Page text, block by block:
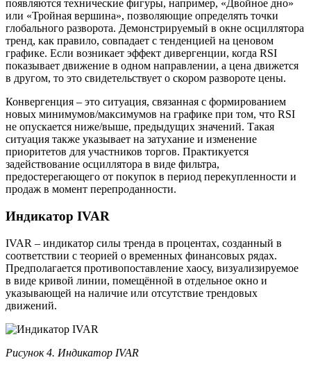
появляются технические фигуры, например, «Двойное дно»
или «Тройная вершина», позволяющие определять точки
глобального разворота. Демонстрируемый в окне осциллятора
тренд, как правило, совпадает с тенденцией на ценовом
графике. Если возникает эффект дивергенции, когда RSI
показывает движение в одном направлении, а цена движется
в другом, то это свидетельствует о скором развороте цены.
Конвергенция – это ситуация, связанная с формированием
новых минимумов/максимумов на графике при том, что RSI
не опускается ниже/выше, предыдущих значений. Такая
ситуация также указывает на затухание и изменение
приоритетов для участников торгов. Практикуется
задействование осциллятора в виде фильтра,
предостерегающего от покупок в период перекупленности и
продаж в момент перепроданности.
Индикатор IVAR
IVAR – индикатор силы тренда в процентах, созданный в
соответствии с теорией о временных финансовых рядах.
Предполагается противопоставление хаосу, визуализируемое
в виде кривой линии, помещённой в отдельное окно и
указывающей на наличие или отсутствие трендовых
движений.
Рисунок 4. Индикатор IVAR